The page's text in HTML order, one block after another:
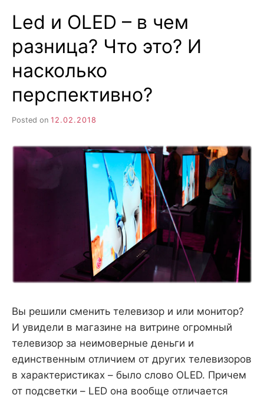
Led и OLED – в чем
разница? Что это? И
насколько
перспективно?
Posted on 12.02.2018
Вы решили сменить телевизор и или монитор?
И увидели в магазине на витрине огромный
телевизор за неимоверные деньги и
единственным отличием от других телевизоров
в характеристиках – было слово OLED. Причем
от подсветки – LED она вообще отличается